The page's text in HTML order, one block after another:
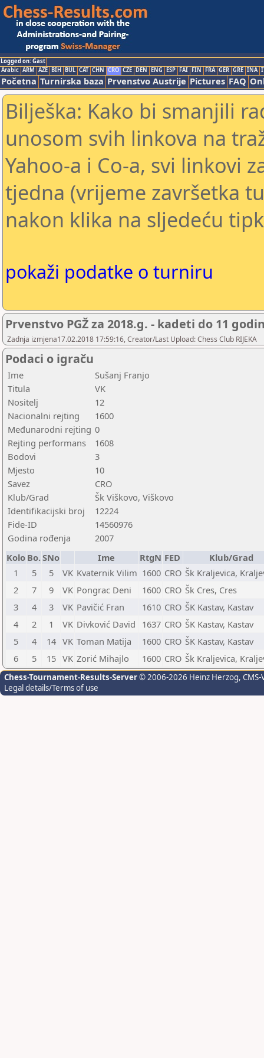
Logged on: Gast
Arabic ARM AZE BIH BUL CAT CHN CRO CZE DEN ENG ESP FAI FIN FRA GER GRE INA
Početna Turnirska baza Prvenstvo Austrije Pictures FAQ
Bilješka: Kako bi smanjili
unosom svih linkova na
Yahoo-a i Co-a, svi linkovi
tjedna (vrijeme završetka
nakon klika na sljedeću
pokaži podatke o turniru
Prvenstvo PGŽ za 2018.g. - kadeti do 11
Zadnja izmjena17.02.2018 17:59:16, Creator/Last Upload: Chess Club RIJEKA
Podaci o igraču
Ime
Sušanj Franjo
Titula
VK
Nositelj
12
Nacionalni rejting
1600
Međunarodni rejting 0
Rejting performans
1608
Bodovi
3
Mjesto
10
Savez
CRO
Klub/Grad
Šk Viškovo, Viškovo
Identifikacijski broj
12224
Fide-ID
14560976
Godina rođenja
2007
Kolo Bo.SNo Ime RtgN FED
Klub/Grad
1
5 5 VK Kvaternik Vilim 1600 CRO Šk Kraljevica,
2
7 9 VK Pongrac Deni 1600 CRO Šk Cres, Cres
3
4 3 VK Pavičić Fran 1610 CRO ŠK Kastav, Kastav
4
2 1 VK Divković David 1637 CRO ŠK Kastav, Kastav
5
4 14 VK Toman Matija 1600 CRO ŠK Kastav, Kastav
6
5 15 VK Zorić Mihajlo 1600 CRO Šk Kraljevica,
Chess-Tournament-Results-Server© 2006-2026 Heinz Herzog,
Legal details/Terms of use